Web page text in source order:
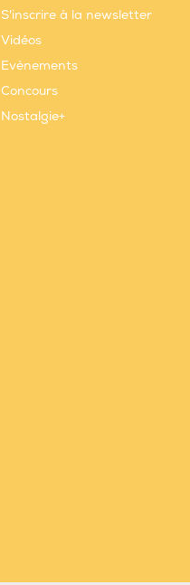
S'inscrire à la newsletter
Vidéos
Evènements
Concours
Nostalgie+